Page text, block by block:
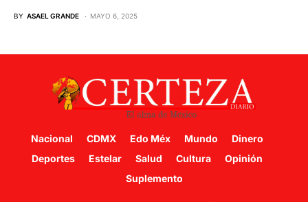
BY ASAEL GRANDE MAYO 6, 2025
Nacional CDMX Edo Méx Mundo
Dinero
Deportes
Estelar Salud Cultura
Opinión
Suplemento